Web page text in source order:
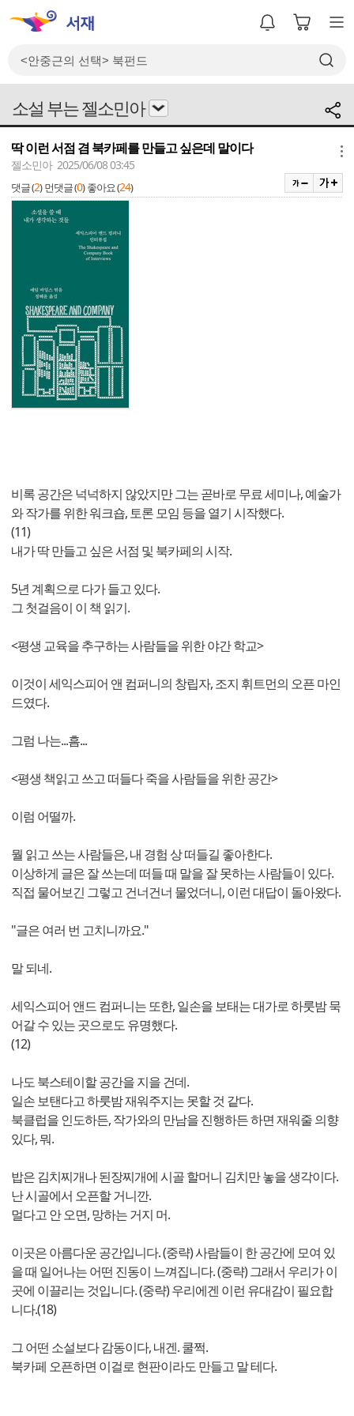
소설 부는 젤소민아
딱 이런 서점 겸 북카페를 만들고 싶은데 말이다
젤소민아 2025/06/08 03:45
댓글 (2) 먼댓글 (0) 좋아요 (24)
비록 공간은 넉넉하지 않았지만 그는 곧바로 무료 세미나, 예술가
와 작가를 위한 워크숍, 토론 모임 등을 열기 시작했다.
(11)
내가 딱 만들고 싶은 서점 및 북카페의 시작.
5년 계획으로 다가 들고 있다.
그 첫걸음이 이 책 읽기.
<평생 교육을 추구하는 사람들을 위한 야간 학교>
이것이 세익스피어 앤 컴퍼니의 창립자, 조지 휘트먼의 오픈 마인
드였다.
그럼 나는...흠...
<평생 책읽고 쓰고 떠들다 죽을 사람들을 위한 공간>
이럼 어떨까.
뭘 읽고 쓰는 사람들은, 내 경험 상 떠들길 좋아한다.
이상하게 글은 잘 쓰는데 떠들 때 말을 잘 못하는 사람들이 있다.
직접 물어보긴 그렇고 건너건너 물었더니, 이런 대답이 돌아왔다.
"글은 여러 번 고치니까요."
말 되네.
세익스피어 앤드 컴퍼니는 또한, 일손을 보태는 대가로 하룻밤 묵
어갈 수 있는 곳으로도 유명했다.
(12)
나도 북스테이할 공간을 지을 건데.
일손 보탠다고 하룻밤 재워주지는 못할 것 같다.
북클럽을 인도하든, 작가와의 만남을 진행하든 하면 재워줄 의향
있다, 뭐.
밥은 김치찌개나 된장찌개에 시골 할머니 김치만 놓을 생각이다.
난 시골에서 오픈할 거니깐.
멀다고 안 오면, 망하는 거지 머.
이곳은 아름다운 공간입니다. (중략) 사람들이 한 공간에 모여 있
을 때 일어나는 어떤 진동이 느껴집니다. (중략) 그래서 우리가 이
곳에 이끌리는 것입니다. (중략) 우리에겐 이런 유대감이 필요합
니다.(18)
그 어떤 소설보다 감동이다, 내겐. 쿨쩍.
북카페 오픈하면 이걸로 현판이라도 만들고 말 테다.